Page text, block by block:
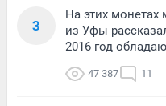
3
На этих монетах
из Уфы
2016 год
47 387 11